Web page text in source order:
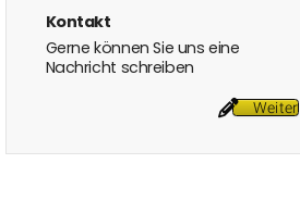
Kontakt
Gerne können Sie uns eine
Nachricht schreiben
Weiter